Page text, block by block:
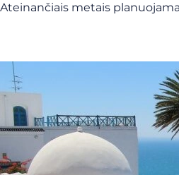
Ateinančiais metais